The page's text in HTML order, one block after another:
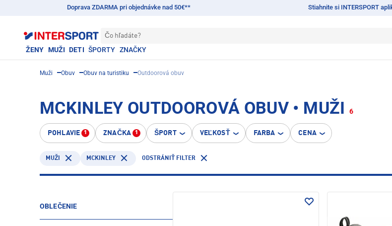
Doprava ZDARMA pri objednávke nad 50€** Stiahnite si INTERSPORT
Čo hľadáte?
ŽENY MUŽI DETI ŠPORTY ZNAČKY
Muži Obuv Obuv na turistiku Outdoorová obuv
MCKINLEY OUTDOOROVÁ OBUV • MUŽI 6
POHLAVIE 1 ZNAČKA 1 ŠPORT VEĽKOSŤ FARBA CENA
MUŽI MCKINLEY ODSTRÁNIŤ FILTER
OBLEČENIE